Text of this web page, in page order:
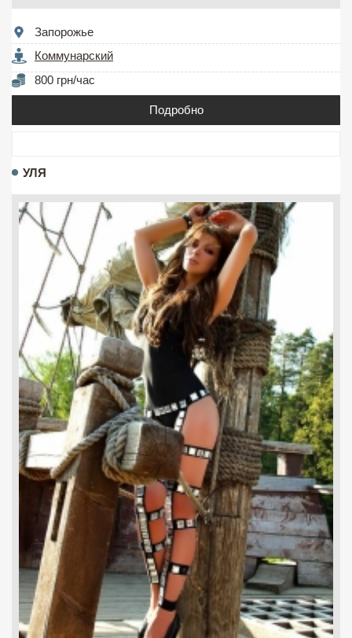
Запорожье
Коммунарский
800 грн/час
Подробно
УЛЯ